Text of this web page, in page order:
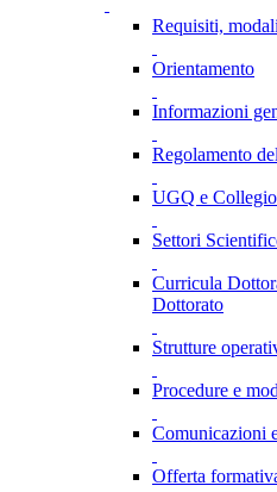
Requisiti,
Orientamento
Informazioni
Regolamento
UGQ e
Settori
Curricula
Dottorato
Strutture
Procedure e
Comunicazioni
Offerta